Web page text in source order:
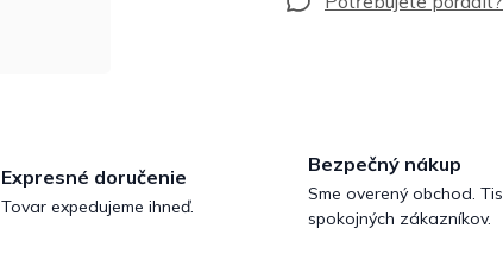
Expresné doručenie
Tovar expedujeme ihneď.
Bezpečný nákup
Sme overený obchod.
spokojných zákazníkov.